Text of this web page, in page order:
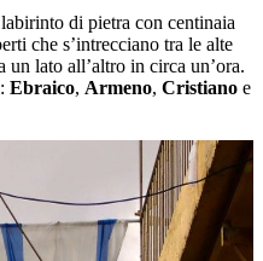
di pietra con centinaia
che s’intrecciano tra le alte
lato all’altro in circa un’ora.
Ebraico, Armeno, Cristiano e